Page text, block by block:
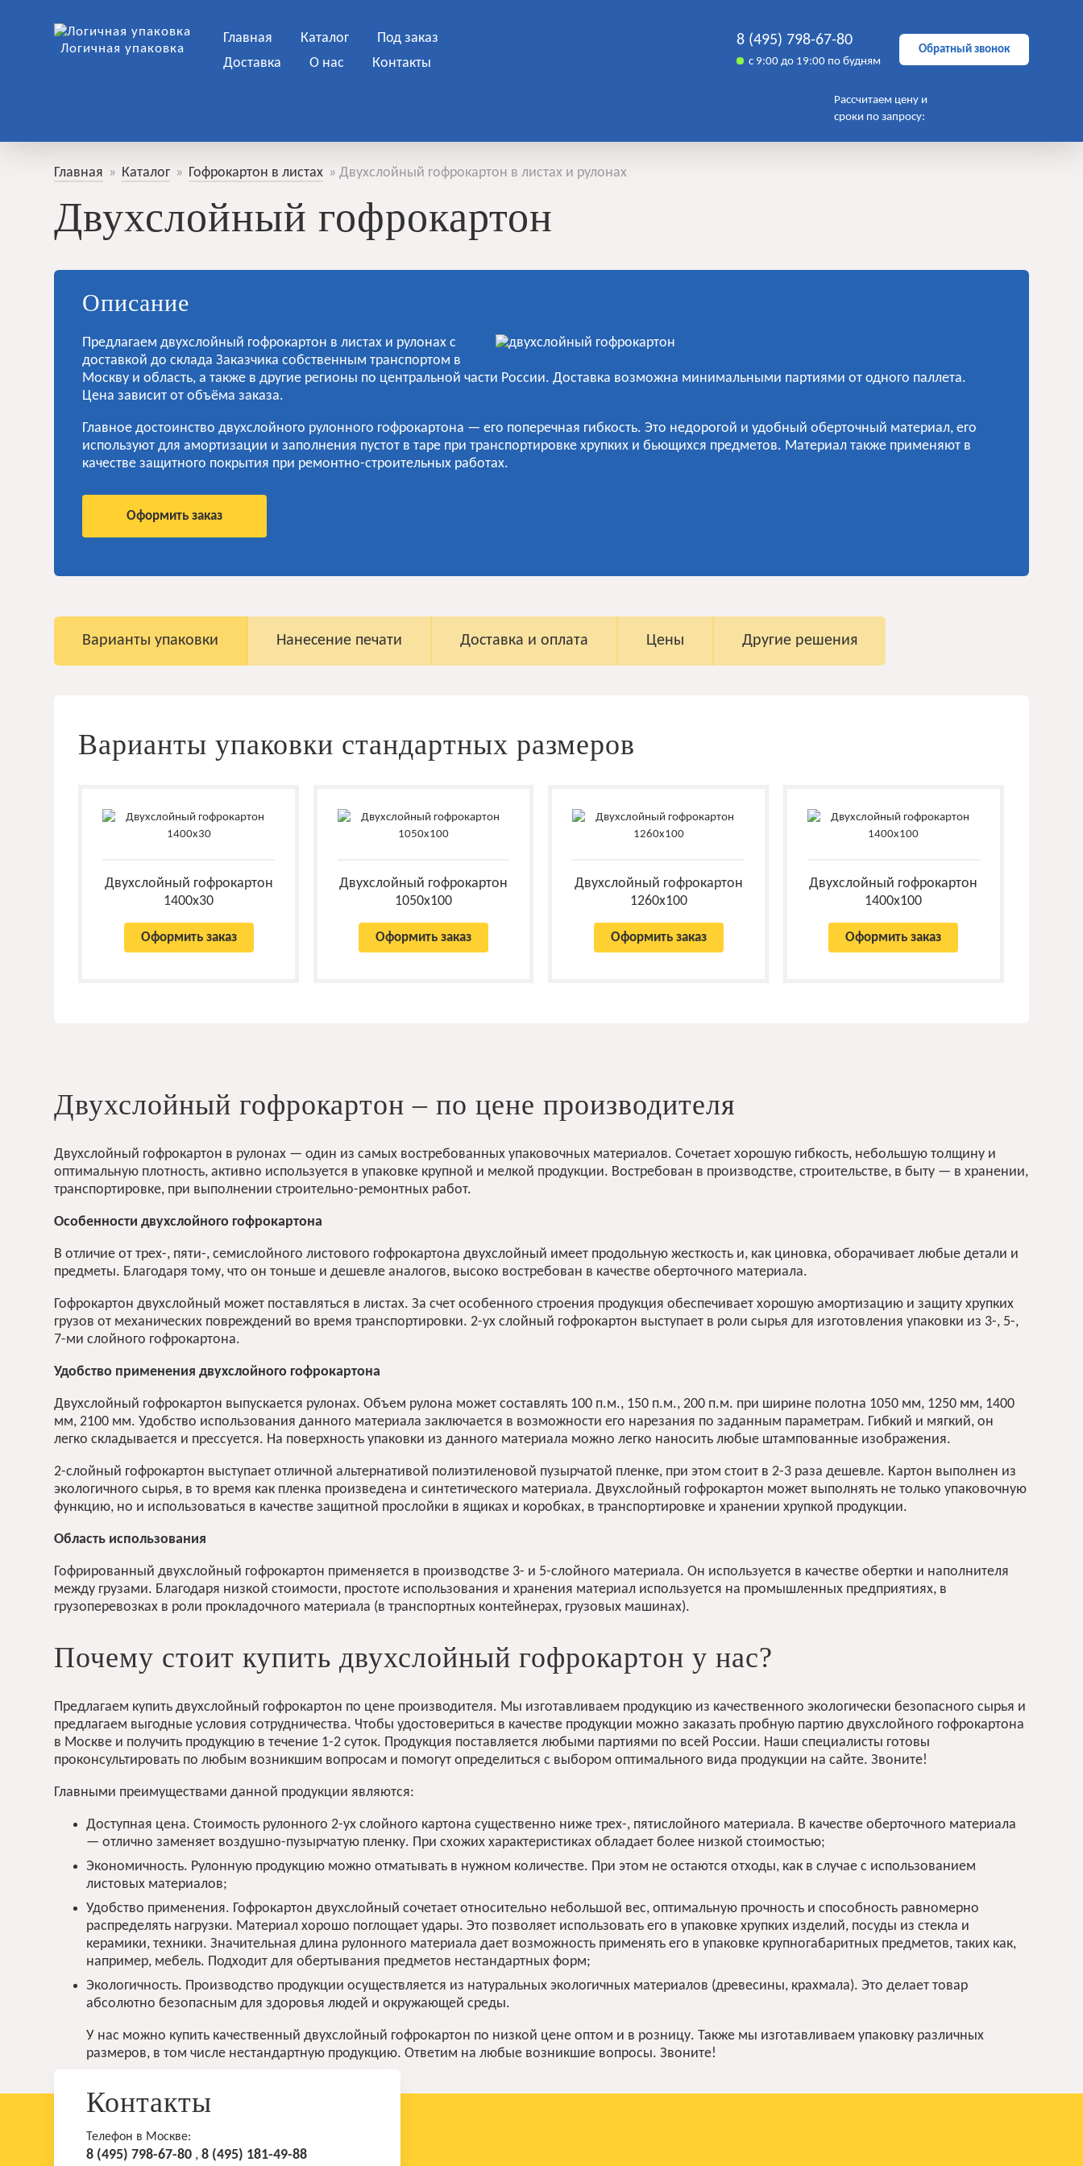
Логичная упаковка
Главная Каталог
Под заказ
Доставка
О нас Контакты
Обратный звонок
8 (495) 798-67-80
с 9:00 до 19:00 по будням
Рассчитаем цену и
сроки по запросу:
Главная » Каталог » Гофрокартон в листах »Двухслойный гофрокартон в листах и рулонах
Двухслойный гофрокартон
Описание
Предлагаем двухслойный гофрокартон в листах и рулонах с
доставкой до склада Заказчика собственным транспортом в
Москву и область, а также в другие регионы по центральной части России. Доставка возможна минимальными партиями от одного паллета.
Цена зависит от объёма заказа.
Главное достоинство двухслойного рулонного гофрокартона — его поперечная гибкость. Это недорогой и удобный оберточный материал, его
используют для амортизации и заполнения пустот в таре при транспортировке хрупких и бьющихся предметов. Материал также применяют в
качестве защитного покрытия при ремонтно-строительных работах.
Оформить заказ
Варианты упаковки Нанесение печати Доставка и оплата Цены Другие решения
Варианты упаковки стандартных размеров
Двухслойный гофрокартон
1400x30
Оформить заказ
Двухслойный гофрокартон
1050x100
Оформить заказ
Двухслойный гофрокартон
1260x100
Оформить заказ
Двухслойный гофрокартон
1400x100
Оформить заказ
Двухслойный гофрокартон – по цене производителя
Двухслойный гофрокартон в рулонах — один из самых востребованных упаковочных материалов. Сочетает хорошую гибкость, небольшую толщину и
оптимальную плотность, активно используется в упаковке крупной и мелкой продукции. Востребован в производстве, строительстве, в быту — в хранении,
транспортировке, при выполнении строительно-ремонтных работ.
Особенности двухслойного гофрокартона
В отличие от трех-, пяти-, семислойного листового гофрокартона двухслойный имеет продольную жесткость и, как циновка, оборачивает любые детали и
предметы. Благодаря тому, что он тоньше и дешевле аналогов, высоко востребован в качестве оберточного материала.
Гофрокартон двухслойный может поставляться в листах. За счет особенного строения продукция обеспечивает хорошую амортизацию и защиту хрупких
грузов от механических повреждений во время транспортировки. 2-ух слойный гофрокартон выступает в роли сырья для изготовления упаковки из 3-, 5-,
7-ми слойного гофрокартона.
Удобство применения двухслойного гофрокартона
Двухслойный гофрокартон выпускается рулонах. Объем рулона может составлять 100 п.м., 150 п.м., 200 п.м. при ширине полотна 1050 мм, 1250 мм, 1400
мм, 2100 мм. Удобство использования данного материала заключается в возможности его нарезания по заданным параметрам. Гибкий и мягкий, он
легко складывается и прессуется. На поверхность упаковки из данного материала можно легко наносить любые штампованные изображения.
2-слойный гофрокартон выступает отличной альтернативой полиэтиленовой пузырчатой пленке, при этом стоит в 2-3 раза дешевле. Картон выполнен из
экологичного сырья, в то время как пленка произведена и синтетического материала. Двухслойный гофрокартон может выполнять не только упаковочную
функцию, но и использоваться в качестве защитной прослойки в ящиках и коробках, в транспортировке и хранении хрупкой продукции.
Область использования
Гофрированный двухслойный гофрокартон применяется в производстве 3- и 5-слойного материала. Он используется в качестве обертки и наполнителя
между грузами. Благодаря низкой стоимости, простоте использования и хранения материал используется на промышленных предприятиях, в
грузоперевозках в роли прокладочного материала (в транспортных контейнерах, грузовых машинах).
Почему стоит купить двухслойный гофрокартон у нас?
Предлагаем купить двухслойный гофрокартон по цене производителя. Мы изготавливаем продукцию из качественного экологически безопасного сырья и
предлагаем выгодные условия сотрудничества. Чтобы удостовериться в качестве продукции можно заказать пробную партиюдвухслойного гофрокартона
в Москве и получить продукцию в течение 1-2 суток. Продукция поставляется любыми партиями по всей России. Наши специалисты готовы
проконсультировать по любым возникшим вопросам и помогут определиться с выбором оптимального вида продукции на сайте. Звоните!
Главными преимуществами данной продукции являются:
Доступная цена. Стоимость рулонного 2-ух слойного картона существенно ниже трех-, пятислойного материала. В качестве оберточного материала
— отлично заменяет воздушно-пузырчатую пленку. При схожих характеристиках обладает более низкой стоимостью;
Экономичность. Рулонную продукцию можно отматывать в нужном количестве. При этом не остаются отходы, как в случае с использованием
листовых материалов;
Удобство применения. Гофрокартон двухслойный сочетает относительно небольшой вес, оптимальную прочность и способность равномерно
распределять нагрузки. Материал хорошо поглощает удары. Это позволяет использовать его в упаковке хрупких изделий, посуды из стекла и
керамики, техники. Значительная длина рулонного материала дает возможность применять его в упаковке крупногабаритных предметов, таких как,
например, мебель. Подходит для обертывания предметов нестандартных форм;
Экологичность. Производство продукции осуществляется из натуральных экологичных материалов (древесины, крахмала). Это делает товар
абсолютно безопасным для здоровья людей и окружающей среды.
У нас можно купить качественный двухслойный гофрокартон по низкой цене оптом и в розницу. Также мы изготавливаем упаковку различных
размеров, в том числе нестандартную продукцию. Ответим на любые возникшие вопросы. Звоните!
Контакты
Телефон в Москве:
8 (495) 798-67-80 ,8 (495) 181-49-88